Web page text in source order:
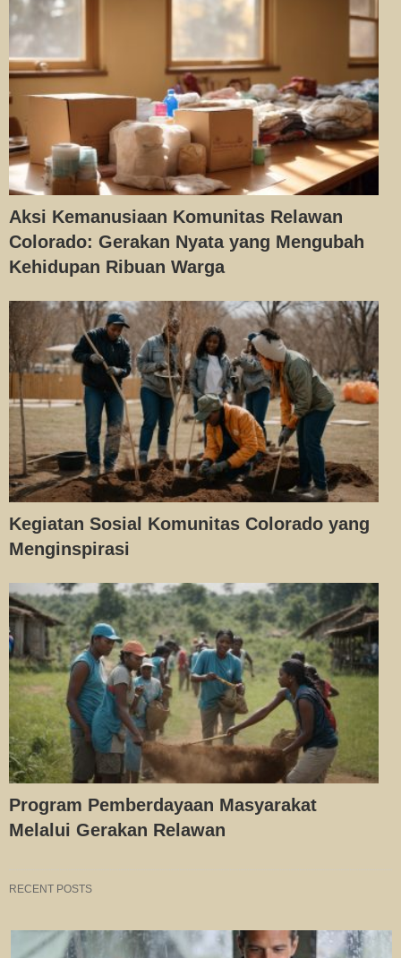
Aksi Kemanusiaan Komunitas Relawan
Colorado: Gerakan Nyata yang Mengubah
Kehidupan Ribuan Warga
Kegiatan Sosial Komunitas Colorado yang
Menginspirasi
Program Pemberdayaan Masyarakat
Melalui Gerakan Relawan
RECENT POSTS